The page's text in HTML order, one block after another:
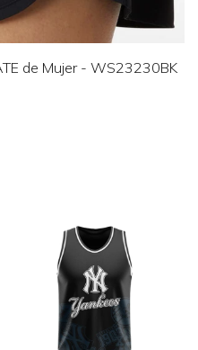
de Mujer - WS23230BK